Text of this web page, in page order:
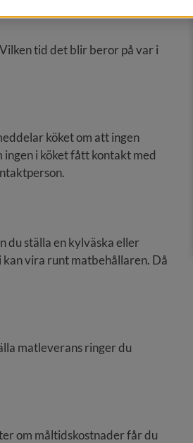
tid det blir beror på var i
köket om att ingen
i köket fått kontakt med
du ställa en kylväska eller
vira runt matbehållaren. Då
matleverans ringer du
om måltidskostnader får du